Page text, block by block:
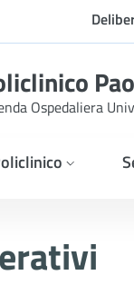
Ospedaliera